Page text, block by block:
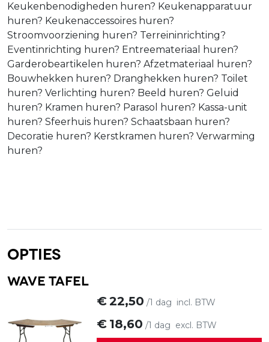
Keukenbenodigheden huren? Keukenapparatuur
huren? Keukenaccessoires huren?
Stroomvoorziening huren? Terreininrichting?
Eventinrichting huren? Entreemateriaal huren?
Garderobeartikelen huren? Afzetmateriaal huren?
Bouwhekken huren? Dranghekken huren? Toilet
huren? Verlichting huren? Beeld huren? Geluid
huren? Kramen huren? Parasol huren? Kassa-unit
huren? Sfeerhuis huren? Schaatsbaan huren?
Decoratie huren? Kerstkramen huren? Verwarming
huren?
Opties
Wave tafel
€22,50 /1 dag incl. BTW
€ 18,60 /1 dag excl. BTW